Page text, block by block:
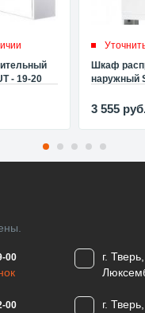
- 19-20
Шкаф
наружный
001316
3 555
00
г.
00 г.